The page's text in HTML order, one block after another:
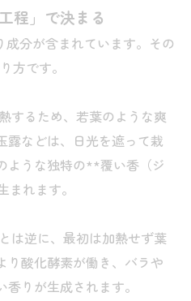
程」で決まる
成分が含まれています。その
方です。
するため、若葉のような爽
露などは、日光を遮って栽
ような独特の**覆い香（ジ
れます。
は逆に、最初は加熱せず葉
り酸化酵素が働き、バラや
りが生成されます。